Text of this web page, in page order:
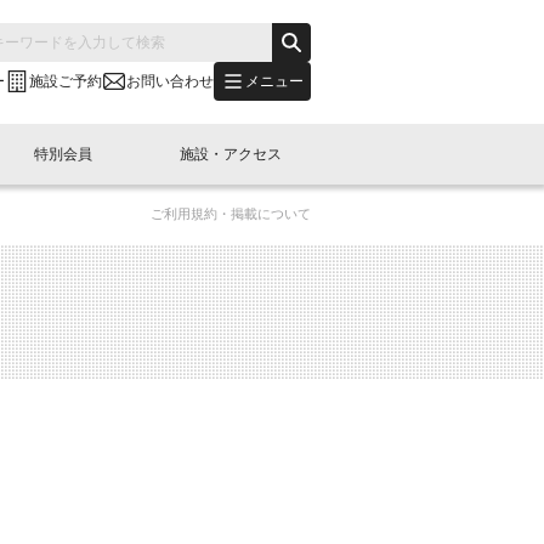
施設ご予約 お問い合わせ メニュー
別会員開催
展・参加
"LINK-BioBAY TOKYO"？
(News Letter)
コラム
ュース・事業紹介
ベント
LINK-J WEST
容
本橋エリアについて
特別会員
し込み
施設・アクセス
予約
ご利用規約・掲載について